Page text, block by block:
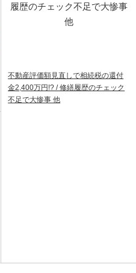
不動産評価額見直しで相続税の還付
金2,400万円!? / 修繕履歴のチェック
不足で大惨事 他